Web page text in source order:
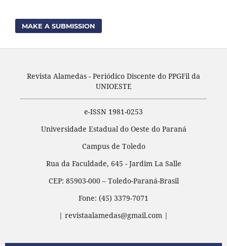
MAKE A SUBMISSION
Revista Alamedas - Periódico Discente do PPGFil da
UNIOESTE
e-ISSN 1981-0253
Universidade Estadual do Oeste do Paraná
Campus de Toledo
Rua da Faculdade, 645 - Jardim La Salle
CEP: 85903-000 – Toledo-Paraná-Brasil
Fone: (45) 3379-7071
| revistaalamedas@gmail.com |